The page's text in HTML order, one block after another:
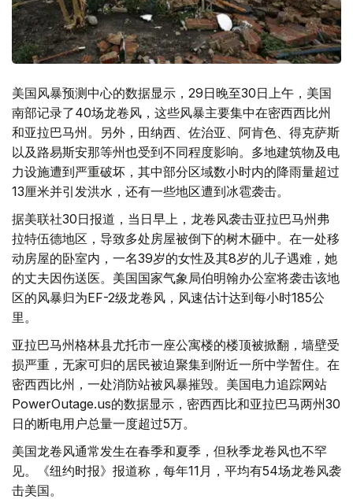
美国风暴预测中心的数据显示，29日晚至30日上午，美国
南部记录了40场龙卷风，这些风暴主要集中在密西西比州
和亚拉巴马州。另外，田纳西、佐治亚、阿肯色、得克萨斯
以及路易斯安那等州也受到不同程度影响。多地建筑物及电
力设施遭到严重破坏，其中部分区域数小时内的降雨量超过
13厘米并引发洪水，还有一些地区遭到冰雹袭击。
据美联社30日报道，当日早上，龙卷风袭击亚拉巴马州弗
拉特伍德地区，导致多处房屋被倒下的树木砸中。在一处移
动房屋的卧室内，一名39岁的女性及其8岁的儿子遇难，她
的丈夫因伤送医。美国国家气象局伯明翰办公室将袭击该地
区的风暴归为EF-2级龙卷风，风速估计达到每小时185公
里。
亚拉巴马州格林县尤托市一座公寓楼的楼顶被掀翻，墙壁受
损严重，无家可归的居民被迫聚集到附近一所中学暂住。在
密西西比州，一处消防站被风暴摧毁。美国电力追踪网站
PowerOutage.us的数据显示，密西西比和亚拉巴马两州30
日的断电用户总量一度超过5万。
美国龙卷风通常发生在春季和夏季，但秋季龙卷风也不罕
见。《纽约时报》报道称，每年11月，平均有54场龙卷风袭
击美国。